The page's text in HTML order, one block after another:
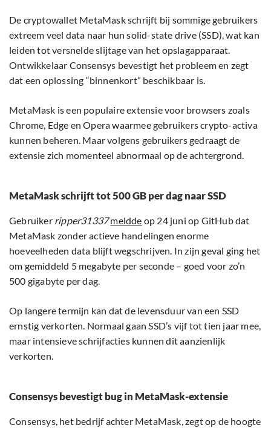
De cryptowallet MetaMask schrijft bij sommige gebruikers
extreem veel data naar hun solid-state drive (SSD), wat kan
leiden tot versnelde slijtage van het opslagapparaat.
Ontwikkelaar Consensys bevestigt het probleem en zegt
dat een oplossing “binnenkort” beschikbaar is.
MetaMask is een populaire extensie voor browsers zoals
Chrome, Edge en Opera waarmee gebruikers crypto-activa
kunnen beheren. Maar volgens gebruikers gedraagt de
extensie zich momenteel abnormaal op de achtergrond.
MetaMask schrijft tot 500 GB per dag naar SSD
Gebruiker ripper31337meldde op 24 juni op GitHub dat
MetaMask zonder actieve handelingen enorme
hoeveelheden data blijft wegschrijven. In zijn geval ging het
om gemiddeld 5 megabyte per seconde – goed voor zo’n
500 gigabyte per dag.
Op langere termijn kan dat de levensduur van een SSD
ernstig verkorten. Normaal gaan SSD’s vijf tot tien jaar mee,
maar intensieve schrijfacties kunnen dit aanzienlijk
verkorten.
Consensys bevestigt bug in MetaMask-extensie
Consensys, het bedrijf achter MetaMask, zegt op de hoogte